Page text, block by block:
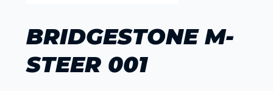
BRIDGESTONE M-
STEER 001